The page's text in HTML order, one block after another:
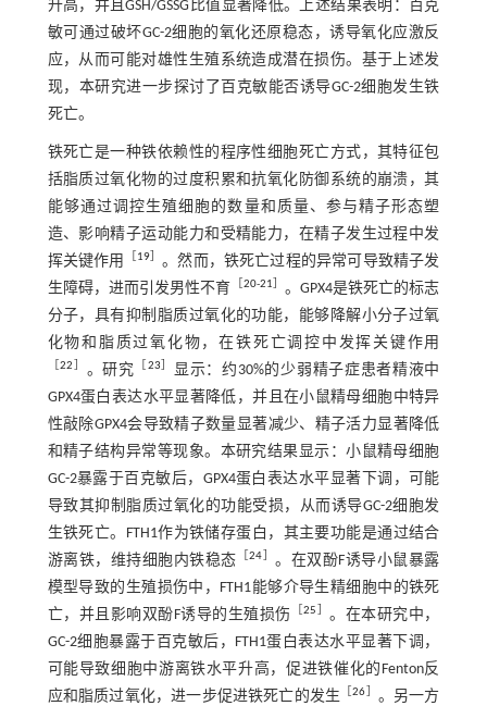
升高，并且GSH/GSSG比值显著降低。上述结果表明：百克
敏可通过破坏GC-2细胞的氧化还原稳态，诱导氧化应激反
应，从而可能对雄性生殖系统造成潜在损伤。基于上述发
现，本研究进一步探讨了百克敏能否诱导GC-2细胞发生铁
死亡。
铁死亡是一种铁依赖性的程序性细胞死亡方式，其特征包
括脂质过氧化物的过度积累和抗氧化防御系统的崩溃，其
能够通过调控生殖细胞的数量和质量、参与精子形态塑
造、影响精子运动能力和受精能力，在精子发生过程中发
挥关键作用
19］ 。然而，铁死亡过程的异常可导致精子发
生障碍，进而引发男性不育
20-21
。GPX4是铁死亡的标志
分子，具有抑制脂质过氧化的功能，能够降解小分子过氧
化物和脂质过氧化物，在铁死亡调控中发挥关键作用
［22 。研究 23
显示：约30%的少弱精子症患者精液中
GPX4蛋白表达水平显著降低，并且在小鼠精母细胞中特异
性敲除GPX4会导致精子数量显著减少、精子活力显著降低
和精子结构异常等现象。本研究结果显示：小鼠精母细胞
GC-2暴露于百克敏后，GPX4蛋白表达水平显著下调，可能
导致其抑制脂质过氧化的功能受损，从而诱导GC-2细胞发
生铁死亡。FTH1作为铁储存蛋白，其主要功能是通过结合
游离铁，维持细胞内铁稳态 ［24
。在双酚F诱导小鼠暴露
模型导致的生殖损伤中，FTH1能够介导生精细胞中的铁死
亡，并且影响双酚F诱导的生殖损伤
［25
。在本研究中，
GC-2细胞暴露于百克敏后，FTH1蛋白表达水平显著下调，
可能导致细胞中游离铁水平升高，促进铁催化的Fenton反
应和脂质过氧化，进一步促进铁死亡的发生
［26
。另一方